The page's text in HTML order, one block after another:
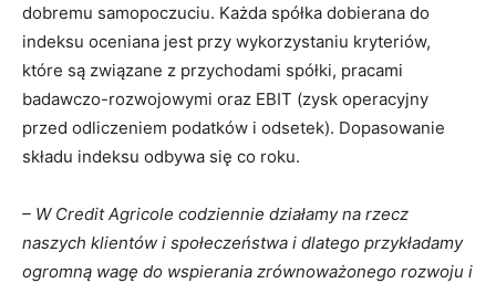
dobremu samopoczuciu. Każda spółka dobierana do
indeksu oceniana jest przy wykorzystaniu kryteriów,
które są związane z przychodami spółki, pracami
badawczo-rozwojowymi oraz EBIT (zysk operacyjny
przed odliczeniem podatków i odsetek). Dopasowanie
składu indeksu odbywa się co roku.
– W Credit Agricole codziennie działamy na rzecz
naszych klientów i społeczeństwa i dlatego przykładamy
ogromną wagę do wspierania zrównoważonego rozwoju i